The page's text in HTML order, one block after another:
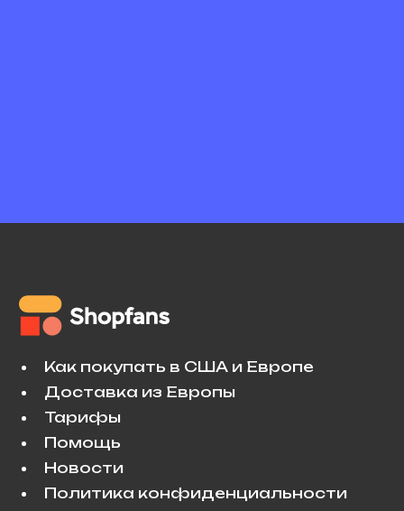
Как покупать в США и Европе
Доставка из Европы
Тарифы
Помощь
Новости
Политика конфиденциальности